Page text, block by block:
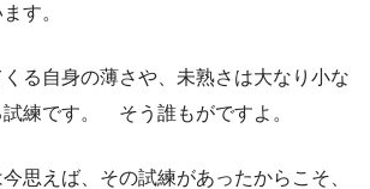
す。
る自身の薄さや、未熟さは大なり小な
試練です。 そう誰もがですよ。
思えば、その試練があったからこそ、